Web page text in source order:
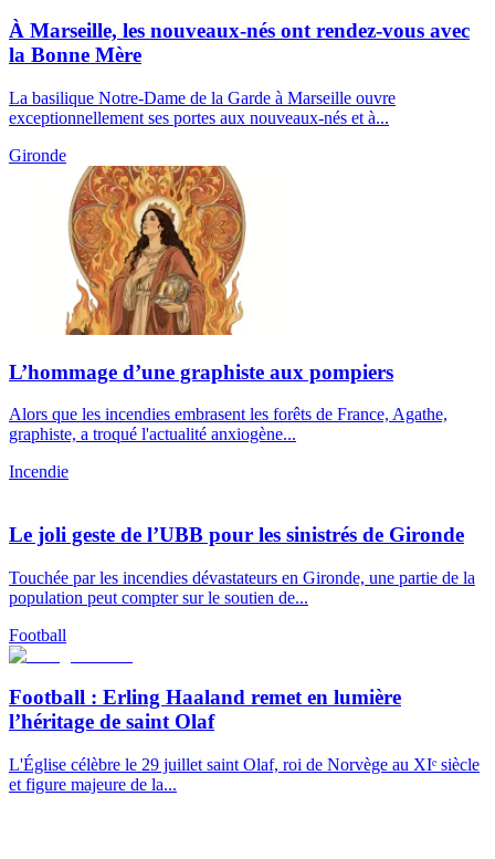
À Marseille, les nouveaux-nés ont rendez-vous avec
la Bonne Mère
La basilique Notre-Dame de la Garde à Marseille ouvre
exceptionnellement ses portes aux nouveaux-nés et à...
Gironde
L’hommage d’une graphiste aux pompiers
Alors que les incendies embrasent les forêts de France, Agathe,
graphiste, a troqué l'actualité anxiogène...
Incendie
Le joli geste de l’UBB pour les sinistrés de Gironde
Touchée par les incendies dévastateurs en Gironde, une partie de la
population peut compter sur le soutien de...
Football
Football : Erling Haaland remet en lumière
l’héritage de saint Olaf
L'Église célèbre le 29 juillet saint Olaf, roi de Norvège au XIᵉ siècle
et figure majeure de la...